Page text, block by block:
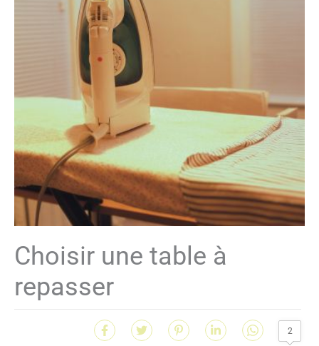
Choisir une table à
repasser
2